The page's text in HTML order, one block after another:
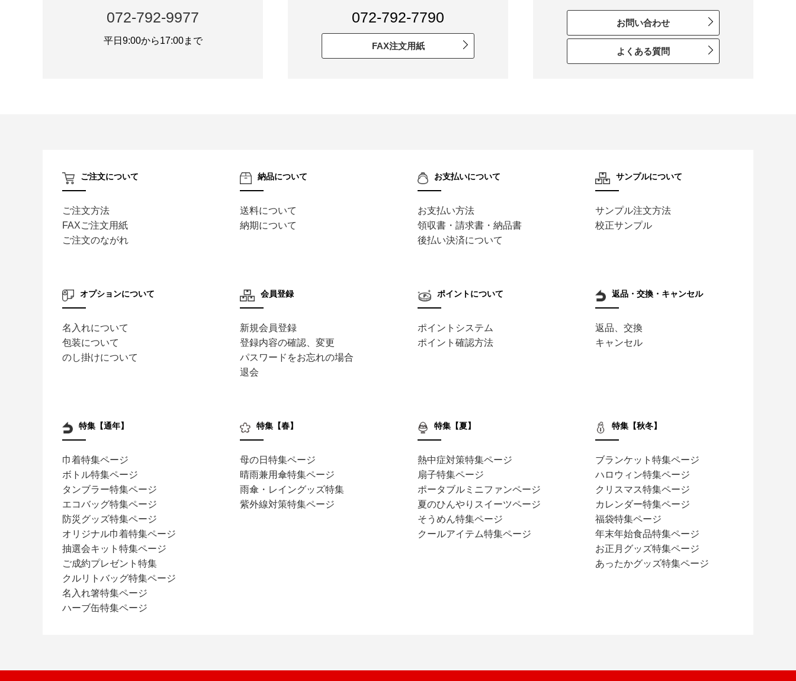
072-792-9977
平日9:00から17:00まで
072-792-7790
FAX注文用紙
お問い合わせ
よくある質問
ご注文について
ご注文方法
FAXご注文用紙
ご注文のながれ
納品について
送料について
納期について
お支払いについて
お支払い方法
領収書・請求書・納品書
後払い決済について
サンプルについて
サンプル注文方法
校正サンプル
オプションについて
名入れについて
包装について
のし掛けについて
会員登録
新規会員登録
登録内容の確認、変更
パスワードをお忘れの場合
退会
ポイントについて
ポイントシステム
ポイント確認方法
返品・交換・キャンセル
返品、交換
キャンセル
特集【通年】
巾着特集ページ
ボトル特集ページ
タンブラー特集ページ
エコバッグ特集ページ
防災グッズ特集ページ
オリジナル巾着特集ページ
抽選会キット特集ページ
ご成約プレゼント特集
クルリトバッグ特集ページ
名入れ箸特集ページ
ハーブ缶特集ページ
特集【春】
母の日特集ページ
晴雨兼用傘特集ページ
雨傘・レイングッズ特集
紫外線対策特集ページ
特集【夏】
熱中症対策特集ページ
扇子特集ページ
ポータブルミニファンページ
夏のひんやりスイーツページ
そうめん特集ページ
クールアイテム特集ページ
特集【秋冬】
ブランケット特集ページ
ハロウィン特集ページ
クリスマス特集ページ
カレンダー特集ページ
福袋特集ページ
年末年始食品特集ページ
お正月グッズ特集ページ
あったかグッズ特集ページ